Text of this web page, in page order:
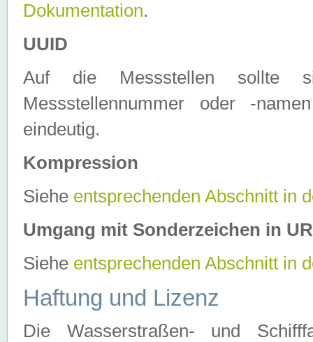
Dokumentation.
UUID
Auf die Messstellen sollte
Messstellennummer oder -
eindeutig.
Kompression
Siehe entsprechenden Abschnitt in
Umgang mit Sonderzeichen in
Siehe entsprechenden Abschnitt in
Haftung und Lizenz
Die Wasserstraßen- und